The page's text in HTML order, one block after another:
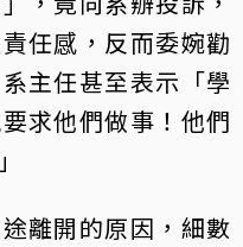
任感，反而委婉勸
主任甚至表示「學
求他們做事！他們
離開的原因，細數